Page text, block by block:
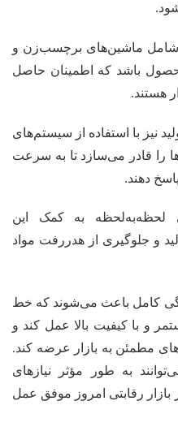
شامل ماشین‌های برچسب‌زن و
باشد که اطمینان حاصل
هستند.
نیز با استفاده از سیستم‌های
را قادر می‌سازد تا به سرعت
دهند.
لحظه‌به‌لحظه به کمک این
و جلوگیری از هدررفت مواد
کامل باعث می‌شوند که خط
و با کیفیت بالا عمل کند و
مطمئن به بازار عرضه کند.
به طور مؤثر نیازهای
رقابتی امروز موفق عمل